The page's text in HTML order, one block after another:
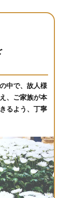
中で、故人様
、ご家族が本
るよう、丁寧